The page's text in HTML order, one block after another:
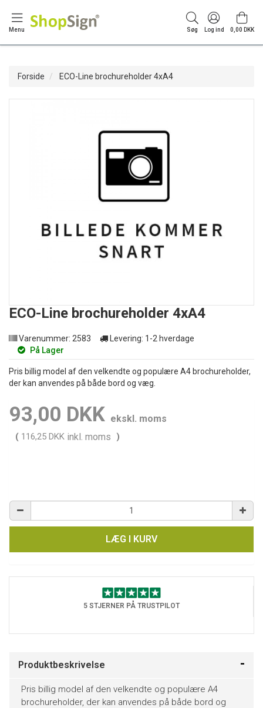
Menu Søg Log ind 0,00 DKK
Forside ECO-Line brochureholder 4xA4
ECO-Line brochureholder 4xA4
Varenummer: 2583 Levering: 1-2 hverdage
På Lager
Pris billig model af den velkendte og populære A4 brochureholder,
der kan anvendes på både bord og væg.
93,00 DKK ekskl. moms
( 116,25 DKK inkl. moms )
LÆG I KURV
5 STJERNER PÅ TRUSTPILOT
Produktbeskrivelse
Pris billig model af den velkendte og populære A4
brochureholder, der kan anvendes på både bord og